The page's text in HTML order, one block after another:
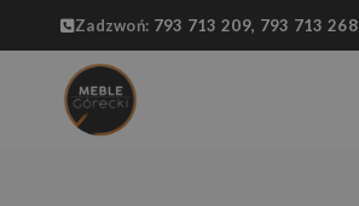
Zadzwoń: 793 713 209, 793 713 268